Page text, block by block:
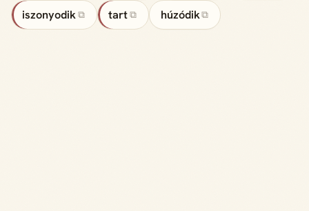
iszonyodik ⧉ tart ⧉ húzódik⧉